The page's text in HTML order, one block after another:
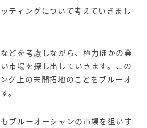
ティングについて考えていきまし
どを考慮しながら、極力ほかの業
市場を探し出していきます。この
グ上の未開拓地のことをブルーオ
。
ブルーオーシャンの市場を狙いす